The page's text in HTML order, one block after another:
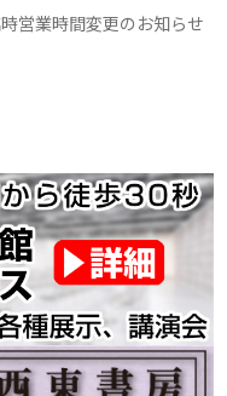
営業時間変更のお知らせ